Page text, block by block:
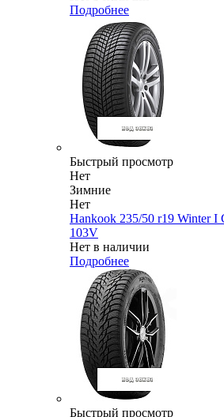
Подробнее
Быстрый просмотр
Нет
Зимние
Нет
Hankook 235/50 r19 Winter I
103V
Нет в наличии
Подробнее
Быстрый просмотр